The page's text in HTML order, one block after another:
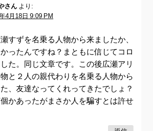
さん
より:
4月18日 9:09 PM
すずを名乗る人物から来ましたか、
ったんですね？まともに信じてコロ
た。同じ文章です。この後広瀬アリ
と２人の親代わりを名乗る人物から
、友達なってくれってきたでしょ？
かあったがまさか人を騙すとは許せ